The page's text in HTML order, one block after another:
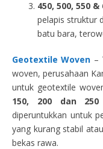
450, 500, 550
pelapis struktur
batu bara,
Geotextile Woven –
woven, perusahaan
untuk geotextile
150, 200 dan
diperuntukkan untuk
yang kurang stabil
bekas rawa.